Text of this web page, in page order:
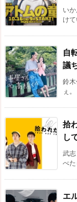
い
け
自
議
鈴
ぇ
拾
し
武
べ
エ